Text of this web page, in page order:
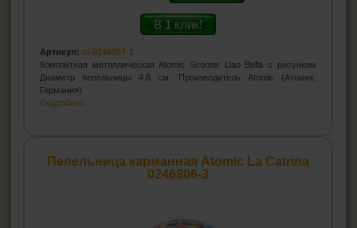
В 1 клик!
Артикул: cl-0246807-1
Компактная металлическая Atomic Scooter Liao Bella с рисунком
Диаметр пепельницы 4.8 см. Производитель Atomic (Атомик,
Германия)
Подробнее...
Пепельница карманная Atomic La Catrina
0246806-3